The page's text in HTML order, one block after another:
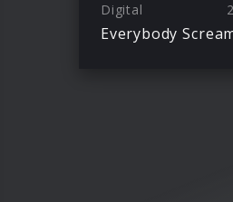
Digital
Everybody